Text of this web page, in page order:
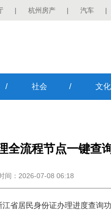
| 杭州房产 | 汽车 |
/ 社会 / 文化
全流程节点一键查
间：2026-07-08 06:18
省居民身份证办理进度查询